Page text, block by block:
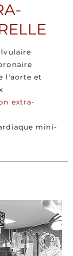
l'aorte et
extra-
mini-